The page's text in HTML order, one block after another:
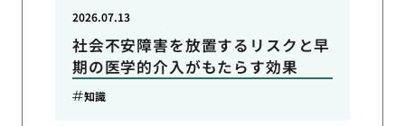
社会不安障害を放置するリスクと早
期の医学的介入がもたらす効果
2026.07.13
知識